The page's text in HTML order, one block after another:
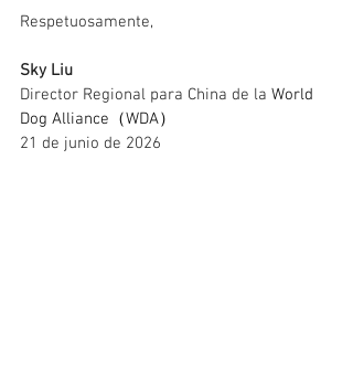
Respetuosamente,
Sky Liu
Director Regional para China de la World
Dog Alliance（WDA）
21 de junio de 2026